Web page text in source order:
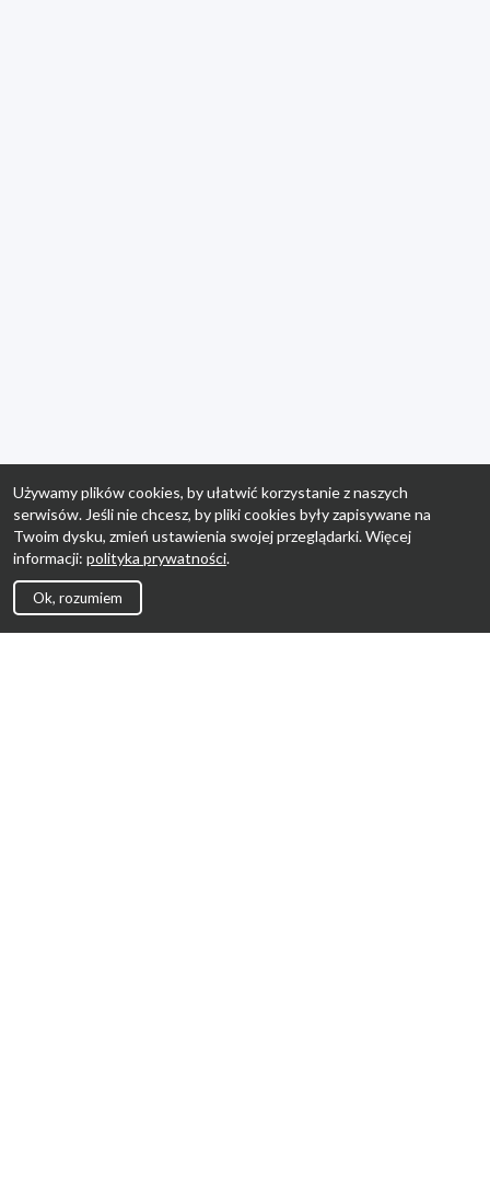
Używamy plików cookies, by ułatwić korzystanie z naszych
serwisów. Jeśli nie chcesz, by pliki cookies były zapisywane na
Twoim dysku, zmień ustawienia swojej przeglądarki. Więcej
informacji: polityka prywatności.
Ok, rozumiem